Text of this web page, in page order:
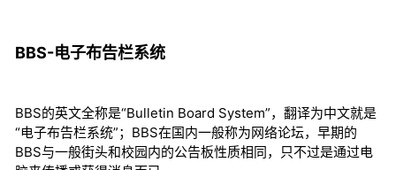
BBS-电子布告栏系统
BBS的英文全称是“Bulletin Board System”，翻译为中文就是
“电子布告栏系统”；BBS在国内一般称为网络论坛，早期的
BBS与一般街头和校园内的公告板性质相同，只不过是通过电